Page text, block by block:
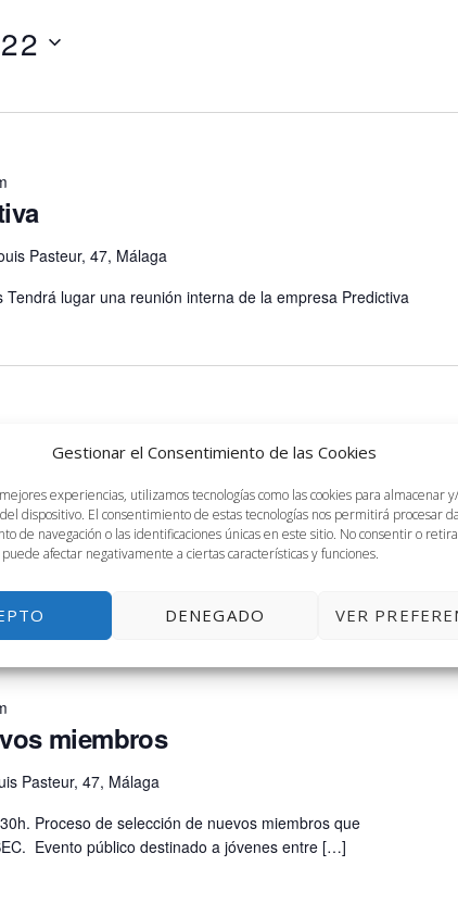
Gestionar el Consentimiento de las Cookies
experiencias, utilizamos tecnologías como las cookies para almacenar
dispositivo. El consentimiento de estas tecnologías nos permitirá procesar
de navegación o las identificaciones únicas en este sitio. No consentir o
afectar negativamente a ciertas características y funciones.
DENEGADO VER
Pasteur, 47, Málaga
lugar una reunión interna de la empresa Predictiva
Pasteur, 47, Málaga
Reunión interna de la empresa REBS
miembros
Pasteur, 47, Málaga
Proceso de selección de nuevos miembros que
Evento público destinado a jóvenes entre […]